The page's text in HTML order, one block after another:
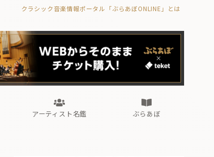
クラシック音楽情報ポータル「ぶらあぼONLINE」とは
アーティスト名鑑 ぶらあぼ
ぶらあぼブラス！
フォルテピアノ・オデッセイ